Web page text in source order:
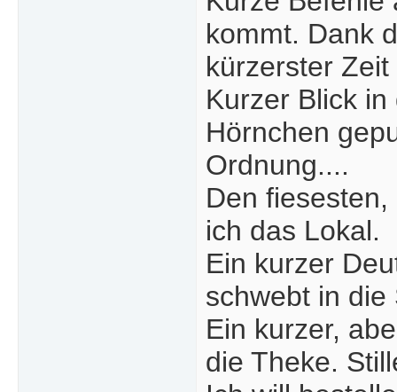
kommt. Dank
kürzerster
Kurzer Blick
Hörnchen
Ordnung....
Den
ich das Lokal.
Ein kurzer
schwebt in die
Ein kurzer,
die Theke.